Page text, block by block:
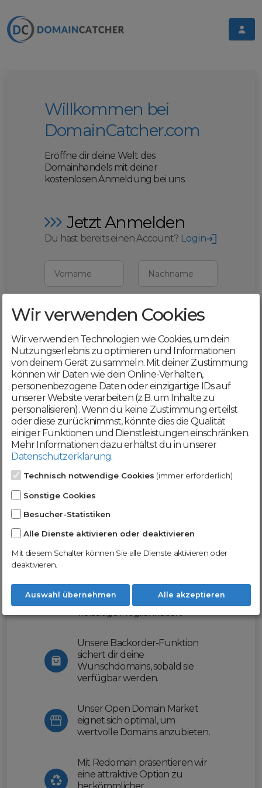
Willkommen bei
DomainCatcher.com
Eröffne dir deine Welt des
Domainhandels mit deiner
kostenlosen Anmeldung bei uns.
Jetzt Anmelden
Du hast bereits einen Account? Login
Vorname Nachname
E-Mail
Mit deiner Registrierung bestätigst du,
dass du dieAGBund
Datenschutzerklärung akzeptierst
Weiter
Werde jetzt Teil der
DomainCatcher-
Community!
Nutze unsere Erfahrung und profitiere
erleichtern wir dir den
Domainhandel und bieten dir
vielseitige Möglichkeiten.
Unsere Backorder-Funktion
sichert dir deine
Wunschdomains, sobald sie
verfügbar werden.
Unser Open Domain Market
eignet sich optimal, um
wertvolle Domains anzubieten.
Mit Redomain präsentieren wir
eine attraktive Option zu
Wir verwenden Cookies
Wir verwenden Technologien wie Cookies, um dein
Nutzungserlebnis zu optimieren und Informationen
von deinem Gerät zu sammeln. Mit deiner Zustimmung
können wir Daten wie dein Online-Verhalten,
personenbezogene Daten oder einzigartige IDs auf
unserer Website verarbeiten (z.B. um Inhalte zu
personalisieren). Wenn du keine Zustimmung erteilst
oder diese zurücknimmst, könnte dies die Qualität
einiger Funktionen und Dienstleistungen einschränken.
Mehr Informationen dazu erhältst du in unserer
Datenschutzerklärung.
Technisch notwendige Cookies (immer erforderlich)
Sonstige Cookies
Besucher-Statistiken
Alle Dienste aktivieren oder deaktivieren
Mit diesem Schalter können Sie alle Dienste aktivieren oder
deaktivieren.
Auswahl übernehmen Alle akzeptieren